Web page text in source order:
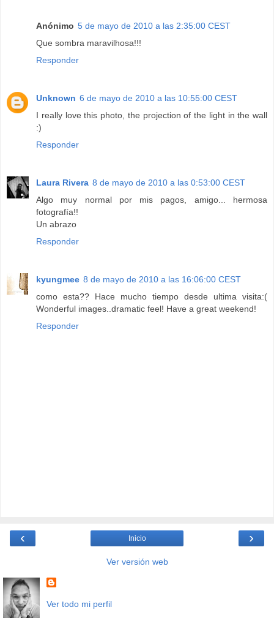
Anónimo 5 de mayo de 2010 a las 2:35:00 CEST
Que sombra maravilhosa!!!
Responder
Unknown 6 de mayo de 2010 a las 10:55:00 CEST
I really love this photo, the projection of the light in the wall
:)
Responder
Laura Rivera 8 de mayo de 2010 a las 0:53:00 CEST
Algo muy normal por mis pagos, amigo... hermosa
fotografía!!
Un abrazo
Responder
kyungmee 8 de mayo de 2010 a las 16:06:00 CEST
como esta?? Hace mucho tiempo desde ultima visita:(
Wonderful images..dramatic feel! Have a great weekend!
Responder
‹ ›
Inicio
Ver versión web
Ver todo mi perfil